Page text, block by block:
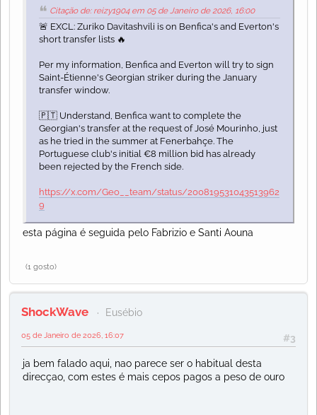
Citação de: reizy1904 em 05 de Janeiro de 2026, 16:00
🚨 EXCL: Zuriko Davitashvili is on Benfica's and Everton's
short transfer lists 🔥
Per my information, Benfica and Everton will try to sign
Saint-Étienne's Georgian striker during the January
transfer window.
🇵🇹 Understand, Benfica want to complete the
Georgian's transfer at the request of José Mourinho, just
as he tried in the summer at Fenerbahçe. The
Portuguese club's initial €8 million bid has already
been rejected by the French side.
https://x.com/Geo__team/status/200819531043513962
9
esta página é seguida pelo Fabrizio e Santi Aouna
(1 gosto)
ShockWave Eusébio
#3
05 de Janeiro de 2026, 16:07
ja bem falado aqui, nao parece ser o habitual desta
direcçao, com estes é mais cepos pagos a peso de ouro